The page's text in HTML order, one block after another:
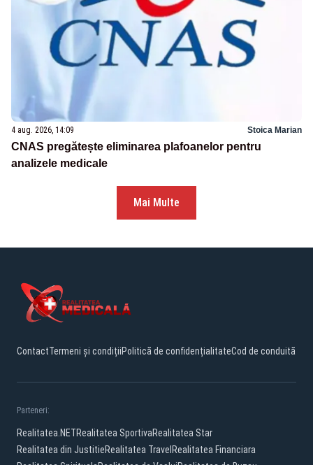
4 aug. 2026, 14:09 Stoica Marian
CNAS pregătește eliminarea plafoanelor pentru
analizele medicale
Mai Multe
ContactTermeni și condițiiPolitică de confidențialitateCod de conduită
Parteneri:
Realitatea.NETRealitatea SportivaRealitatea Star
Realitatea din JustitieRealitatea Travel Realitatea Financiara